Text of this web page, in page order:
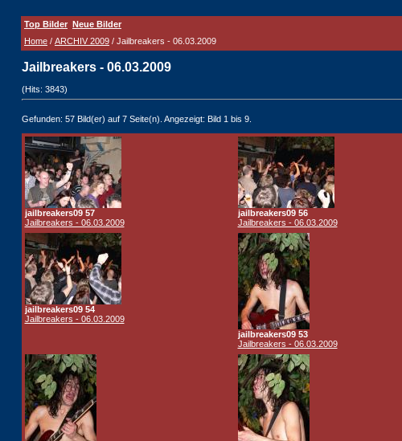
Top Bilder Neue Bilder
Home / ARCHIV 2009 / Jailbreakers - 06.03.2009
Jailbreakers - 06.03.2009
(Hits: 3843)
Gefunden: 57 Bild(er) auf 7 Seite(n). Angezeigt: Bild 1 bis 9.
jailbreakers09 57
Jailbreakers - 06.03.2009
jailbreakers09 56
Jailbreakers - 06.03.2009
jailbreakers09 54
Jailbreakers - 06.03.2009
jailbreakers09 53
Jailbreakers - 06.03.2009